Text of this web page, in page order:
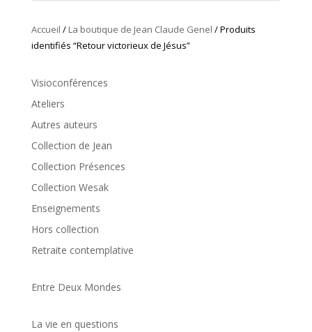
Accueil / La boutique de Jean Claude Genel / Produits
identifiés “Retour victorieux de Jésus”
Visioconférences
Ateliers
Autres auteurs
Collection de Jean
Collection Présences
Collection Wesak
Enseignements
Hors collection
Retraite contemplative
Entre Deux Mondes
La vie en questions